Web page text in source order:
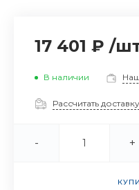
17 401 ₽ /
В наличии
Рассчитать доставку
- +